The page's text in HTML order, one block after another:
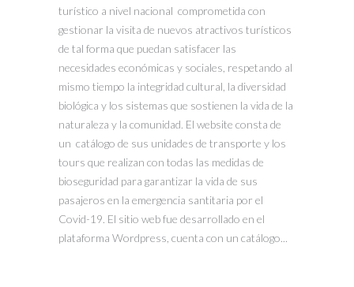
turístico a nivel nacional comprometida con
gestionar la visita de nuevos atractivos turísticos
de tal forma que puedan satisfacer las
necesidades económicas y sociales, respetando al
mismo tiempo la integridad cultural, la diversidad
biológica y los sistemas que sostienen la vida de la
naturaleza y la comunidad. El website consta de
un catálogo de sus unidades de transporte y los
tours que realizan con todas las medidas de
bioseguridad para garantizar la vida de sus
pasajeros en la emergencia santitaria por el
Covid-19. El sitio web fue desarrollado en el
plataforma Wordpress, cuenta con un catálogo...